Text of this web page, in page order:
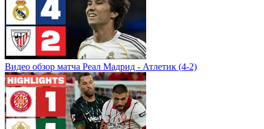
Видео обзор матча Реал Мадрид - Атлетик (4-2)